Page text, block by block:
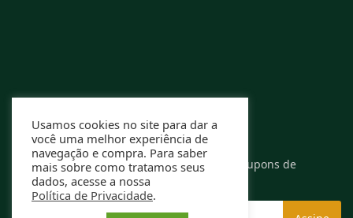
RECEBA OFERTAS EXCLUSIVAS
Assine nossa newsletter e receba ofertas e cupons de
descontos exclusivos.
Usamos cookies no site para dar a
você uma melhor experiência de
navegação e compra. Para saber
mais sobre como tratamos seus
dados, acesse a nossa
Política de Privacidade.